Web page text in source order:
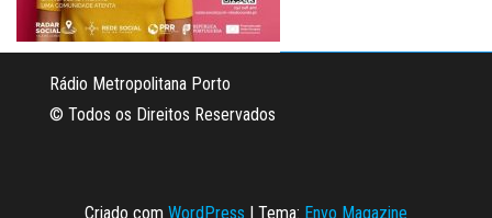
Rádio Metropolitana Porto
© Todos os Direitos Reservados
Criado com WordPress | Tema: Envo Magazine